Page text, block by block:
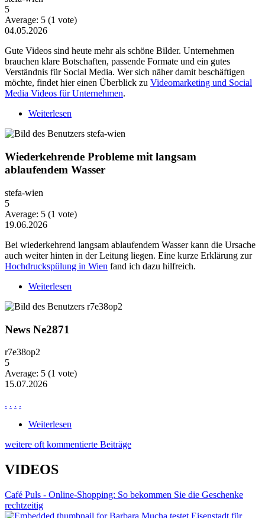
5
Average: 5 (1 vote)
04.05.2026
Gute Videos sind heute mehr als schöne Bilder. Unternehmen
brauchen klare Botschaften, passende Formate und ein gutes
Verständnis für Social Media. Wer sich näher damit beschäftigen
möchte, findet hier einen Überblick zu Videomarketing und Social
Media Videos für Unternehmen.
Weiterlesen
Wiederkehrende Probleme mit langsam
ablaufendem Wasser
stefa-wien
5
Average: 5 (1 vote)
19.06.2026
Bei wiederkehrend langsam ablaufendem Wasser kann die Ursache
auch weiter hinten in der Leitung liegen. Eine kurze Erklärung zur
Hochdruckspülung in Wien fand ich dazu hilfreich.
Weiterlesen
News Ne2871
r7e38op2
5
Average: 5 (1 vote)
15.07.2026
. . . .
Weiterlesen
weitere oft kommentierte Beiträge
VIDEOS
Café Puls - Online-Shopping: So bekommen Sie die Geschenke
rechtzeitig